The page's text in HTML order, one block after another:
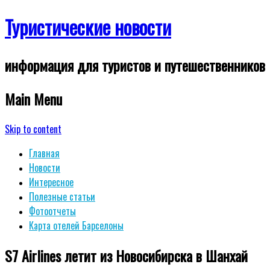
Туристические новости
информация для туристов и путешественников
Main Menu
Skip to content
Главная
Новости
Интересное
Полезные статьи
Фотоотчеты
Карта отелей Барселоны
S7 Airlines летит из Новосибирска в Шанхай